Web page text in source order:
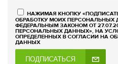
НАЖИМАЯ КНОПКУ
ОБРАБОТКУ МОИХ ПЕРСОНАЛЬНЫХ
ФЕДЕРАЛЬНЫМ ЗАКОНОМ ОТ
ПЕРСОНАЛЬНЫХ ДАННЫХ», НА
ОПРЕДЕЛЕННЫХ В СОГЛАСИИ НА
ДАННЫХ
ПОДПИСАТЬСЯ